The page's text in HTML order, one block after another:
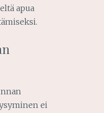
apua
ei